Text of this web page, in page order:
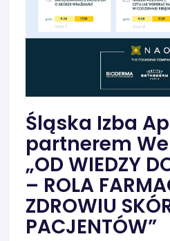
Śląska Izba
partnerem
„OD WIEDZY
– ROLA
ZDROWIU
PACJENTÓW”